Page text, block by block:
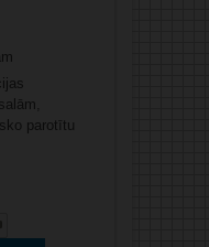
parotītu